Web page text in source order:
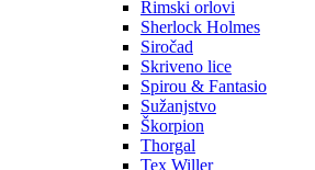
Rimski orlovi
Sherlock Holmes
Siročad
Skriveno lice
Spirou & Fantasio
Sužanjstvo
Škorpion
Thorgal
Tex Willer